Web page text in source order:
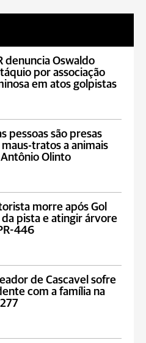
denuncia Oswaldo
por associação
em atos golpistas
pessoas são presas
tratos a animais
Olinto
morre após Gol
da pista e atingir árvore
446
de Cascavel sofre
com a família na